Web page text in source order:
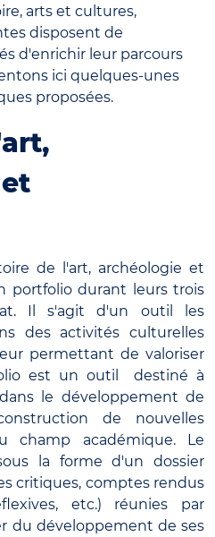
arts et cultures,
disposent de
d'enrichir leur parcours
ici quelques-unes
proposées.
de l'art, archéologie et
portfolio durant leurs trois
Il s'agit d'un outil les
des activités culturelles
permettant de valoriser
est un outil destiné à
le développement de
de nouvelles
champ académique. Le
la forme d'un dossier
critiques, comptes rendus
etc.) réunies par
du développement de ses